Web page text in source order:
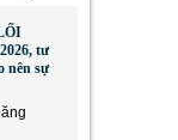
tư
nên sự